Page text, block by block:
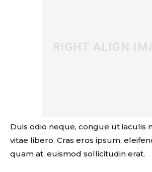
Duis odio neque, congue ut iaculis
vitae libero. Cras eros ipsum,
quam at, euismod sollicitudin erat.